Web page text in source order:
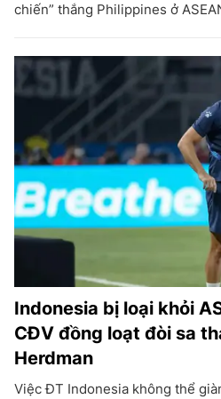
chiến” thắng Philippines ở
Indonesia bị loại khỏi
CĐV đồng loạt đòi sa
Herdman
Việc ĐT Indonesia không thể